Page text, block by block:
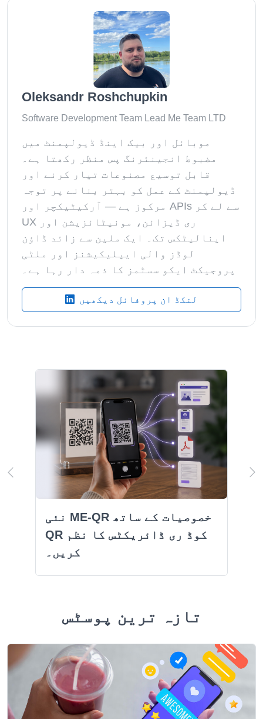
Oleksandr Roshchupkin
Software Development Team Lead Me Team LTD
موبائل اور بیک اینڈ ڈیولپمنٹ میں
مضبوط انجینئرنگ پس منظر رکھتا ہے۔
قابل توسیع مصنوعات تیار کرنے اور
ڈیولپمنٹ کے عمل کو بہتر بنانے پر توجہ
مرکوز ہے — آرکیٹیکچر اور APIs سے لے کر
UX ری ڈیزائن، مونیٹائزیشن اور
اینالیٹکس تک۔ ایک ملین سے زائد ڈاؤن
لوڈز والی ایپلیکیشنز اور ملٹی
پروجیکٹ ایکو سسٹمز کا ذمہ دار رہا ہے۔
لنکڈ ان پروفائل دیکھیں
نئی ME-QR خصوصیات کے ساتھ
QR کوڈ ری ڈائریکٹس کا نظم
کریں۔
تازہ ترین پوسٹس